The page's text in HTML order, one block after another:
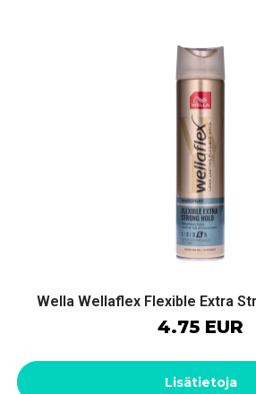
Wella Wellaflex Flexible Extra
4.75 EUR
Lisätietoja